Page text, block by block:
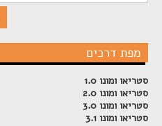
מפת דרכים
סטריאו ומונו 1.0
סטריאו ומונו 2.0
סטריאו ומונו 3.0
סטריאו ומונו 3.1